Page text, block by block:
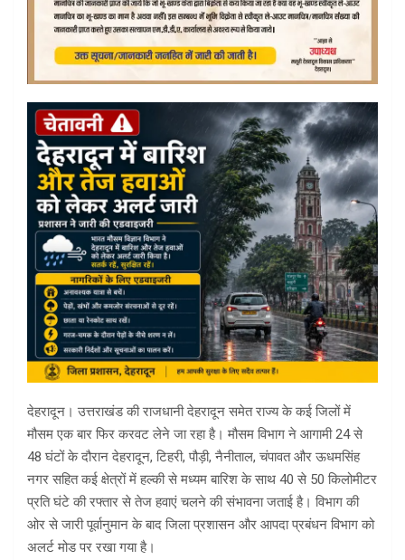
देहरादून। उत्तराखंड की राजधानी देहरादून समेत राज्य के कई जिलों में
मौसम एक बार फिर करवट लेने जा रहा है। मौसम विभाग ने आगामी 24 से
48 घंटों के दौरान देहरादून, टिहरी, पौड़ी, नैनीताल, चंपावत और ऊधमसिंह
नगर सहित कई क्षेत्रों में हल्की से मध्यम बारिश के साथ 40 से 50 किलोमीटर
प्रति घंटे की रफ्तार से तेज हवाएं चलने की संभावना जताई है। विभाग की
ओर से जारी पूर्वानुमान के बाद जिला प्रशासन और आपदा प्रबंधन विभाग को
अलर्ट मोड पर रखा गया है।